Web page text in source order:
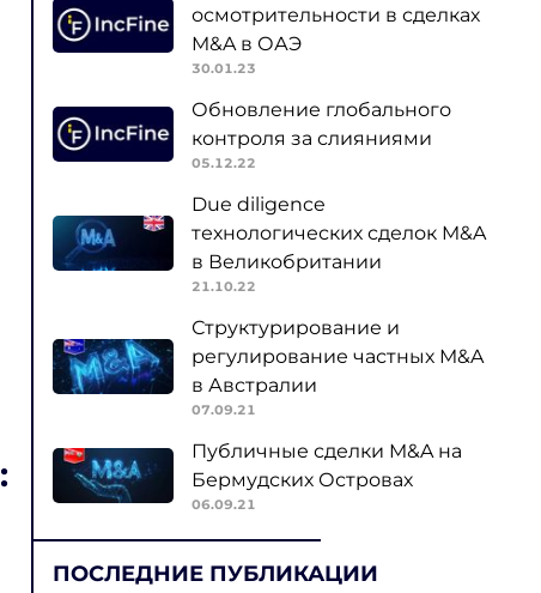
:
осмотрительности в сделках
M&A в ОАЭ
30.01.23
Обновление глобального
контроля за слияниями
05.12.22
Due diligence
технологических сделок M&A
в Великобритании
21.10.22
Структурирование и
регулирование частных M&A
в Австралии
07.09.21
Публичные сделки M&A на
Бермудских Островах
06.09.21
ПОСЛЕДНИЕ ПУБЛИКАЦИИ